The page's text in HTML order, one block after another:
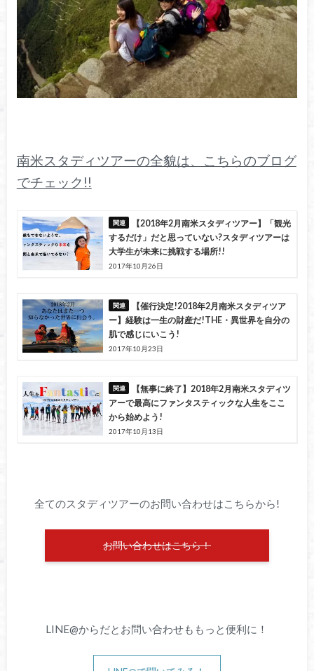
南米スタディツアーの全貌は、こちらのブログ
でチェック!!
【2018年2月南米スタディツアー】「観光
するだけ」だと思っていない?スタディツアーは
大学生が未来に挑戦する場所!!
2017年10月26日
【催行決定!2018年2月南米スタディツア
ー】経験は一生の財産だ!THE・異世界を自分の
肌で感じにいこう!
2017年10月23日
【無事に終了】2018年2月南米スタディツ
アーで最高にファンタスティックな人生をここ
から始めよう!
2017年10月13日
全てのスタディツアーのお問い合わせはこちらから!
お問い合わせはこちら！
LINE@からだとお問い合わせももっと便利に！